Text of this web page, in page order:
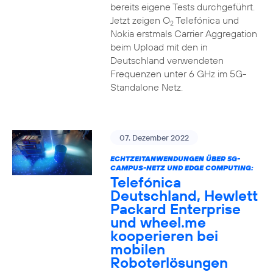
bereits eigene Tests durchgeführt.
Jetzt zeigen O2Telefónica und
Nokia erstmals Carrier Aggregation
beim Upload mit den in
Deutschland verwendeten
Frequenzen unter 6 GHz im 5G-
Standalone Netz.
07. Dezember 2022
ECHTZEITANWENDUNGEN ÜBER 5G-
CAMPUS-NETZ UND EDGE COMPUTING:
Telefónica
Deutschland, Hewlett
Packard Enterprise
und wheel.me
kooperieren bei
mobilen
Roboterlösungen